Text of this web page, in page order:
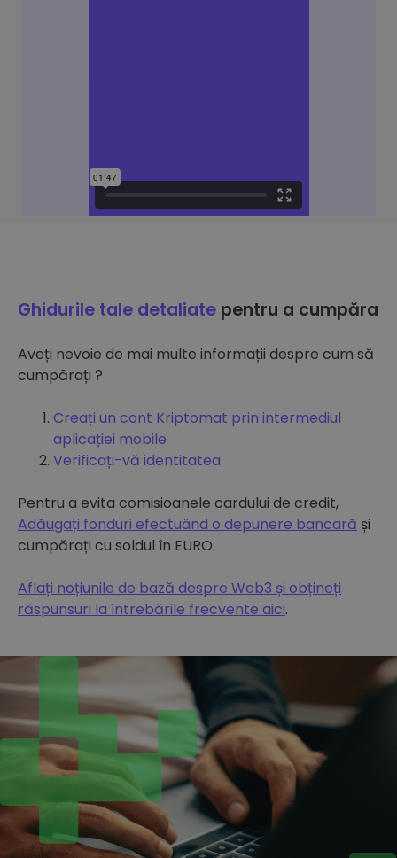
Ghidurile tale detaliate pentru a cumpăra
Aveți nevoie de mai multe informații despre cum să
cumpărați ?
Creați un cont Kriptomat prin intermediul
aplicației mobile
Verificați-vă identitatea
Pentru a evita comisioanele cardului de credit,
Adăugați fonduri efectuând o depunere bancară și
cumpărați cu soldul în EURO.
Aflați noțiunile de bază despre Web3 și obțineți
răspunsuri la întrebările frecvente aici.